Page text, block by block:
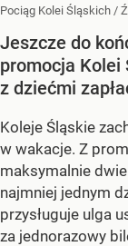
Pociąg Kolei Śląskich /
Jeszcze do
promocja Kolei
z dziećmi
Koleje Śląskie
w wakacje. Z
maksymalnie
najmniej jednym
przysługuje ulga
za jednorazowy